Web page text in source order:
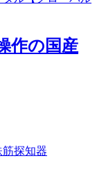
作の国産